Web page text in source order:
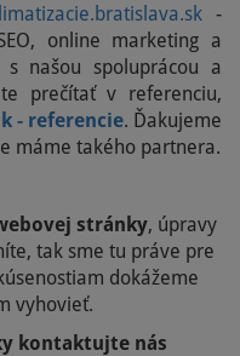
-
online marketing a
našou spoluprácou a
prečítať v referenciu,
- referencie. Ďakujeme
máme takého partnera.
stránky, úpravy
tak sme tu práve pre
dokážeme
vyhovieť.
kontaktujte nás